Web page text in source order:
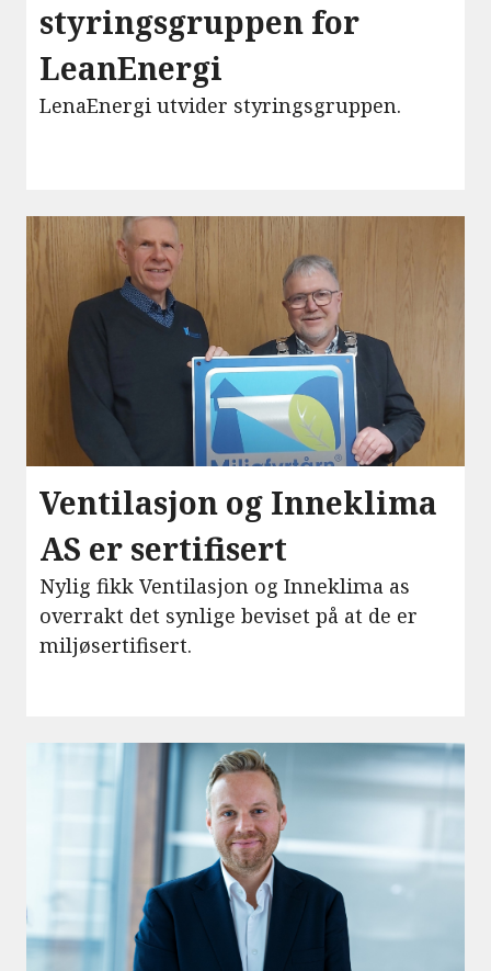
styringsgruppen for
LeanEnergi
LenaEnergi utvider styringsgruppen.
Ventilasjon og Inneklima
AS er sertifisert
Nylig fikk Ventilasjon og Inneklima as
overrakt det synlige beviset på at de er
miljøsertifisert.